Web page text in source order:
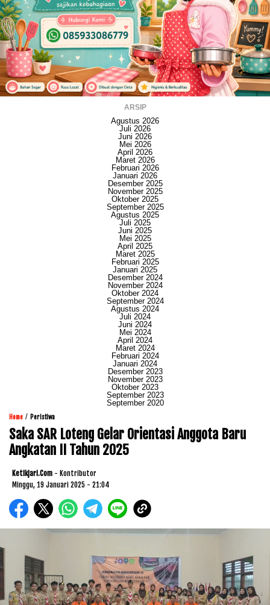
ARSIP
Agustus 2026
Juli 2026
Juni 2026
Mei 2026
April 2026
Maret 2026
Februari 2026
Januari 2026
Desember 2025
November 2025
Oktober 2025
September 2025
Agustus 2025
Juli 2025
Juni 2025
Mei 2025
April 2025
Maret 2025
Februari 2025
Januari 2025
Desember 2024
November 2024
Oktober 2024
September 2024
Agustus 2024
Juli 2024
Juni 2024
Mei 2024
April 2024
Maret 2024
Februari 2024
Januari 2024
Desember 2023
November 2023
Oktober 2023
September 2023
September 2020
Home / Peristiwa
Saka SAR Loteng Gelar Orientasi Anggota Baru
Angkatan II Tahun 2025
Ketikjari.com - Kontributor
Minggu, 19 Januari 2025 - 21:04